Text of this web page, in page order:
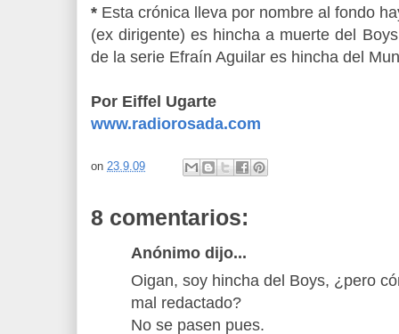
* Esta crónica lleva por nombre al fondo
(ex dirigente) es hincha a muerte del
de la serie Efraín Aguilar es hincha del
Por Eiffel Ugarte
www.radiorosada.com
on 23.9.09
8 comentarios:
Anónimo dijo...
Oigan, soy hincha del Boys, ¿pero
mal redactado?
No se pasen pues.